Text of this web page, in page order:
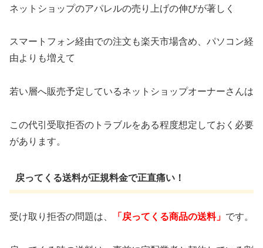
ネットショップのアパレルの売り上げの伸びが著しく
スマートフォン経由での注文も楽天市場含め、パソコン経
由よりも増えて
若い層へ販売予定しているネットショップオーナーさんは
この代引受取拒否のトラブルをある程度想定しておく必要
があります。
戻ってくる送料が正規料金で正直痛い！
受け取り拒否の問題は、 「戻ってくる商品の送料」 です。